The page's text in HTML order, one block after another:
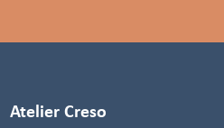
Atelier Creso